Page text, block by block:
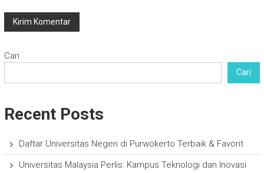
Cari
Cari
Recent Posts
Daftar Universitas Negeri di Purwokerto Terbaik & Favorit
Universitas Malaysia Perlis: Kampus Teknologi dan Inovasi